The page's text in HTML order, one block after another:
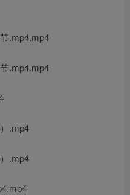
.mp4.mp4
.mp4.mp4
.mp4
.mp4